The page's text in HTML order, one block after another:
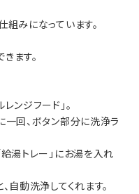
組みになっています。
ます。
ンジフード」。
一回、ボタン部分に洗浄ラ
湯トレー」にお湯を入れ
自動洗浄してくれます。